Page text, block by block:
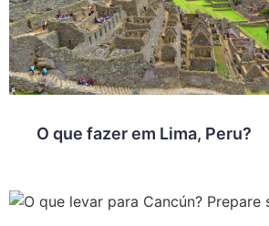
O que fazer em Lima, Peru?